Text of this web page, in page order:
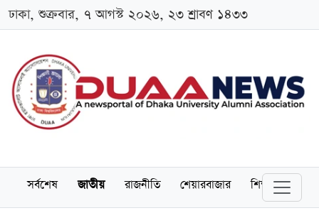
ঢাকা, শুক্রবার, ৭ আগস্ট ২০২৬, ২৩ শ্রাবণ ১৪৩৩
সর্বশেষ জাতীয় রাজনীতি শেয়ারবাজার শিক্ষা